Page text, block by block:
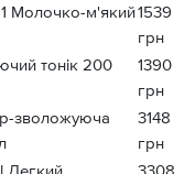
Молочко-м'який1539
грн
тонік 200
1390
грн
зволожуюча
3148
грн
Легкий
3308